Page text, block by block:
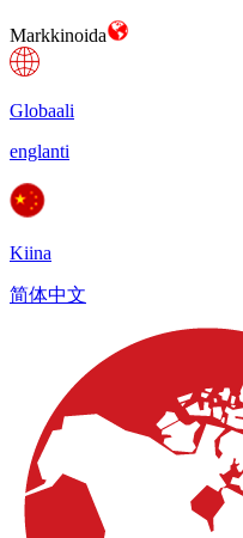
Markkinoida
Globaali
englanti
Kiina
简体中文